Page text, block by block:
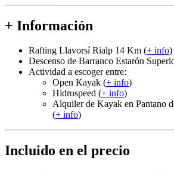
+ Información
Rafting Llavorsí Rialp 14 Km (+ info)
Descenso de Barranco Estarón
Actividad a escoger entre:
Open Kayak (+ info)
Hidrospeed (+ info)
Alquiler de Kayak en Pantano
(+ info)
Incluido en el precio